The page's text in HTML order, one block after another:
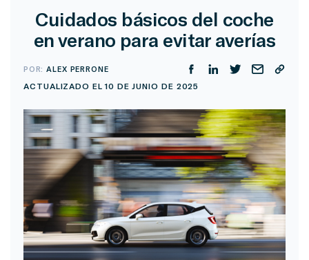
Cuidados básicos del coche
en verano para evitar averías
POR:ALEX PERRONE
ACTUALIZADO EL 10 DE JUNIO DE 2025